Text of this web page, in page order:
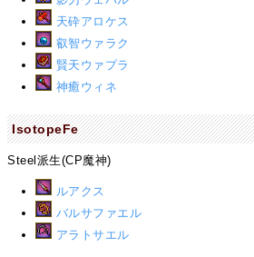
天砕アロケス
叡智ウァラク
賢天ウァプラ
神癒ウィネ
IsotopeFe
Steel派生(CP魔神)
ルアクス
バルサファエル
アラトサエル